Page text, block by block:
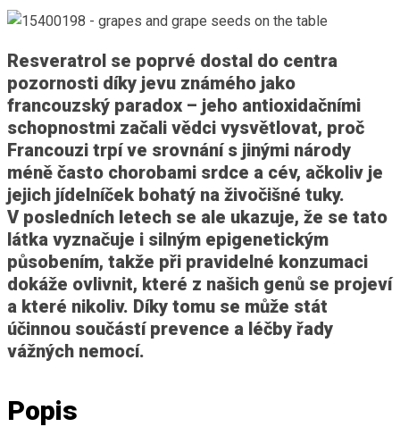
Resveratrol se poprvé dostal do centra
pozornosti díky jevu známého jako
francouzský paradox – jeho antioxidačními
schopnostmi začali vědci vysvětlovat, proč
Francouzi trpí ve srovnání s jinými národy
méně často chorobami srdce a cév, ačkoliv je
jejich jídelníček bohatý na živočišné tuky.
V posledních letech se ale ukazuje, že se tato
látka vyznačuje i silným epigenetickým
působením, takže při pravidelné konzumaci
dokáže ovlivnit, které z našich genů se projeví
a které nikoliv. Díky tomu se může stát
účinnou součástí prevence a léčby řady
vážných nemocí.
Popis